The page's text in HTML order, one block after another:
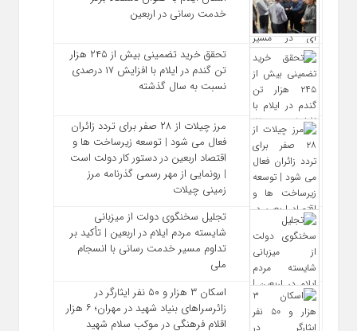
خدمت‌ رسانی در اربعین
تحقق خرید تضمینی بیش از ۲۴۵ هزار
تن گندم در ایلام با افزایش ۱۷ درصدی
نسبت به سال گذشته
مرز چیلات از ۲۸ صفر برای تردد زائران
فعال می‌ شود | توسعه زیرساخت‌ ها و
اقتصاد اربعین در دستور کار دولت است
| رونمایی از مهر رسمی گذرنامه مرز
زمینی چیلات
تجلیل سخنگوی دولت از میزبانی
شایسته مردم ایلام در اربعین | تأکید بر
تداوم مسیر خدمت‌ رسانی با انسجام
ملی
اسکان ۳ هزار و ۵۰ نفر ایثارگر در
زائرسراهای بنیاد شهید در مهران؛ ۶ هزار
اقلام فرهنگی در موکب سلام شهید